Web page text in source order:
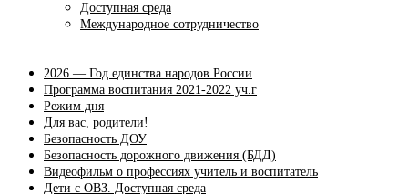
Доступная среда
Международное сотрудничество
2026 — Год единства народов России
Программа воспитания 2021-2022 уч.г
Режим дня
Для вас, родители!
Безопасность ДОУ
Безопасность дорожного движения (БДД)
Видеофильм о профессиях учитель и воспитатель
Дети с ОВЗ. Доступная среда